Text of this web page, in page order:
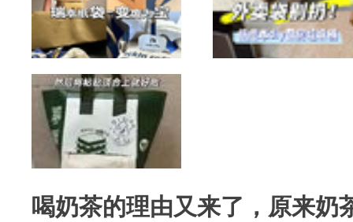
喝奶茶的理由又来了，原来奶